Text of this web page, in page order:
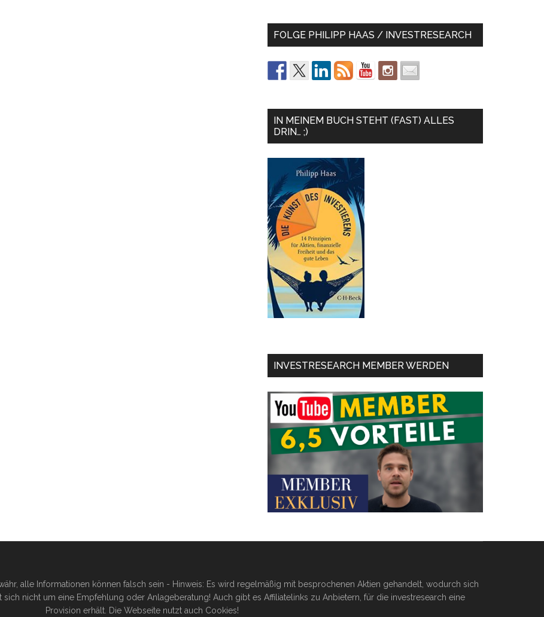
FOLGE PHILIPP HAAS / INVESTRESEARCH
IN MEINEM BUCH STEHT (FAST) ALLES
DRIN… ;)
INVESTRESEARCH MEMBER WERDEN
alle Informationen können falsch sein - Hinweis: Es wird regelmäßig mit besprochenen Aktien gehandelt, wodurch sich
sich nicht um eine Empfehlung oder Anlageberatung! Auch gibt es Affiliatelinks zu Anbietern, für die investresearch eine
Provision erhält. Die Webseite nutzt auch Cookies!